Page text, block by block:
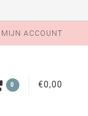
MIJN ACCOUNT
0 €0,00